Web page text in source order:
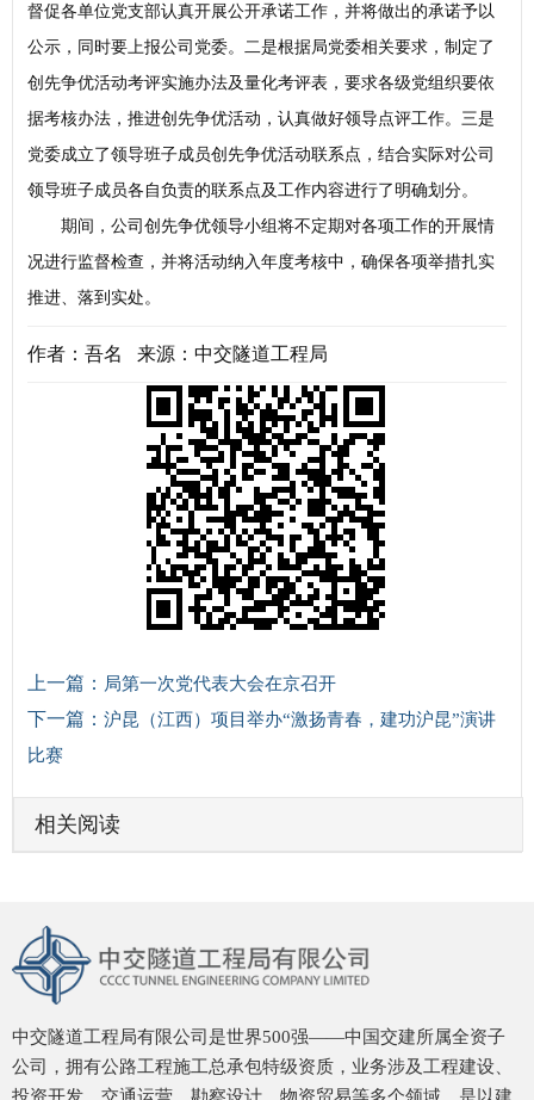
督促各单位党支部认真开展公开承诺工作，并将做出的承诺予以
公示，同时要上报公司党委。二是根据局党委相关要求，制定了
创先争优活动考评实施办法及量化考评表，要求各级党组织要依
据考核办法，推进创先争优活动，认真做好领导点评工作。三是
党委成立了领导班子成员创先争优活动联系点，结合实际对公司
领导班子成员各自负责的联系点及工作内容进行了明确划分。
期间，公司创先争优领导小组将不定期对各项工作的开展情
况进行监督检查，并将活动纳入年度考核中，确保各项举措扎实
推进、落到实处。
作者：吾名 来源：中交隧道工程局
上一篇： 局第一次党代表大会在京召开
下一篇： 沪昆（江西）项目举办“激扬青春，建功沪昆”演讲
比赛
相关阅读
中交隧道工程局有限公司是世界500强——中国交建所属全资子
公司，拥有公路工程施工总承包特级资质，业务涉及工程建设、